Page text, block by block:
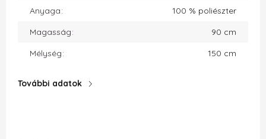
Anyaga
100 % poliészter
Magasság
90 cm
Mélység
150 cm
További adatok